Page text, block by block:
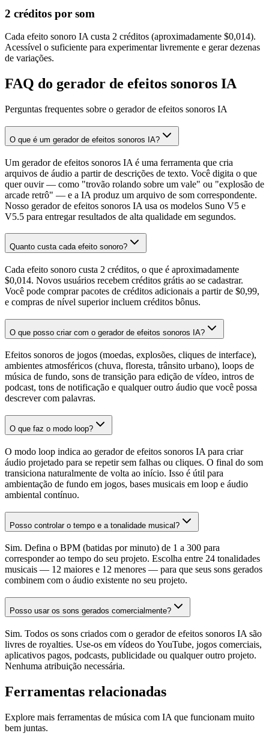
2 créditos por som
Cada efeito sonoro IA custa 2 créditos (aproximadamente $0,014).
Acessível o suficiente para experimentar livremente e gerar dezenas
de variações.
FAQ do gerador de efeitos sonoros IA
Perguntas frequentes sobre o gerador de efeitos sonoros IA
O que é um gerador de efeitos sonoros IA?
Um gerador de efeitos sonoros IA é uma ferramenta que cria
arquivos de áudio a partir de descrições de texto. Você digita o que
quer ouvir — como "trovão rolando sobre um vale" ou "explosão de
arcade retrô" — e a IA produz um arquivo de som correspondente.
Nosso gerador de efeitos sonoros IA usa os modelos Suno V5 e
V5.5 para entregar resultados de alta qualidade em segundos.
Quanto custa cada efeito sonoro?
Cada efeito sonoro custa 2 créditos, o que é aproximadamente
$0,014. Novos usuários recebem créditos grátis ao se cadastrar.
Você pode comprar pacotes de créditos adicionais a partir de $0,99,
e compras de nível superior incluem créditos bônus.
O que posso criar com o gerador de efeitos sonoros IA?
Efeitos sonoros de jogos (moedas, explosões, cliques de interface),
ambientes atmosféricos (chuva, floresta, trânsito urbano), loops de
música de fundo, sons de transição para edição de vídeo, intros de
podcast, tons de notificação e qualquer outro áudio que você possa
descrever com palavras.
O que faz o modo loop?
O modo loop indica ao gerador de efeitos sonoros IA para criar
áudio projetado para se repetir sem falhas ou cliques. O final do som
transiciona naturalmente de volta ao início. Isso é útil para
ambientação de fundo em jogos, bases musicais em loop e áudio
ambiental contínuo.
Posso controlar o tempo e a tonalidade musical?
Sim. Defina o BPM (batidas por minuto) de 1 a 300 para
corresponder ao tempo do seu projeto. Escolha entre 24 tonalidades
musicais — 12 maiores e 12 menores — para que seus sons gerados
combinem com o áudio existente no seu projeto.
Posso usar os sons gerados comercialmente?
Sim. Todos os sons criados com o gerador de efeitos sonoros IA são
livres de royalties. Use-os em vídeos do YouTube, jogos comerciais,
aplicativos pagos, podcasts, publicidade ou qualquer outro projeto.
Nenhuma atribuição necessária.
Ferramentas relacionadas
Explore mais ferramentas de música com IA que funcionam muito
bem juntas.